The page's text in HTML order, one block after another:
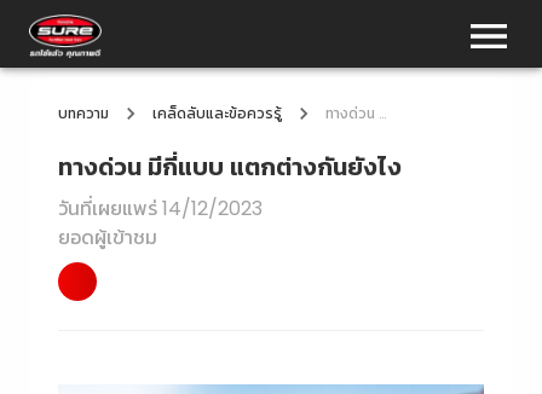
บทความ เคล็ดลับและข้อควรรู้ ทางด่วน มีกี่แบบ แตกต่างกันยังไง
ทางด่วน มีกี่แบบ แตกต่างกันยังไง
วันที่เผยแพร่14/12/2023
ยอดผู้เข้าชม